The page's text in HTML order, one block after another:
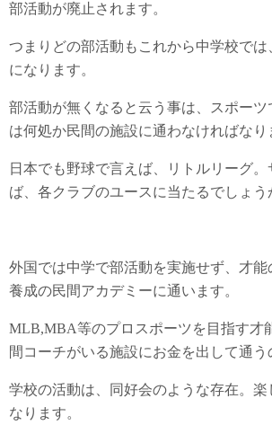
部活動が廃止されます。
つまりどの部活動もこれから中学校で
になります。
部活動が無くなると云う事は、スポーツ
は何処か民間の施設に通わなければなり
日本でも野球で言えば、リトルリーグ。
ば、各クラブのユースに当たるでしょう
外国では中学で部活動を実施せず、才
養成の民間アカデミーに通います。
MLB,MBA等のプロスポーツを目指す才
間コーチがいる施設にお金を出して通う
学校の活動は、同好会のような存在。楽
なります。